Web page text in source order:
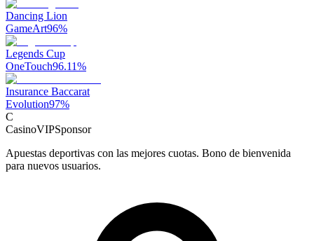
Dancing Lion
GameArt96%
Legends Cup
OneTouch96.11%
Insurance Baccarat
Evolution97%
C
CasinoVIPSponsor
Apuestas deportivas con las mejores cuotas. Bono de bienvenida
para nuevos usuarios.